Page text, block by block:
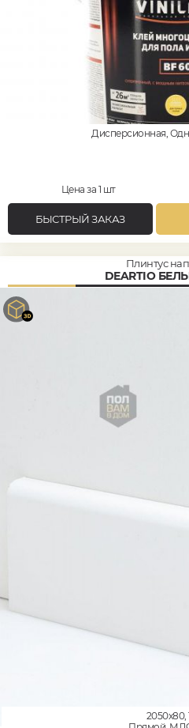
Дисперсионная,
Цена за 1 шт
БЫСТРЫЙ ЗАКАЗ
Плинтус
DEARTIO
2050x80,